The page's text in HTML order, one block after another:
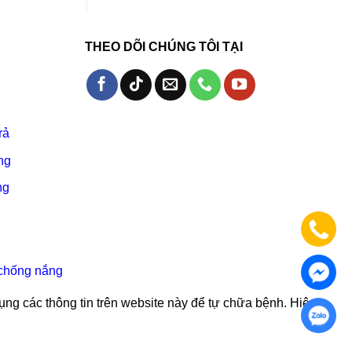
THEO DÕI CHÚNG TÔI TẠI
nắng
các thông tin trên website này để tự chữa bệnh. Hiệu